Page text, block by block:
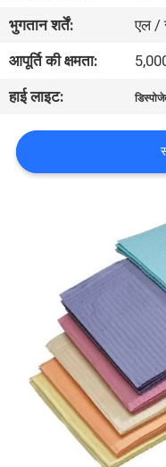
संपर्क
करें
एक
साइटमैप
PRIVACY
POLICY
भुगतान शर्तें:
एल /
आपूर्ति की क्षमता:
हाई लाइट: